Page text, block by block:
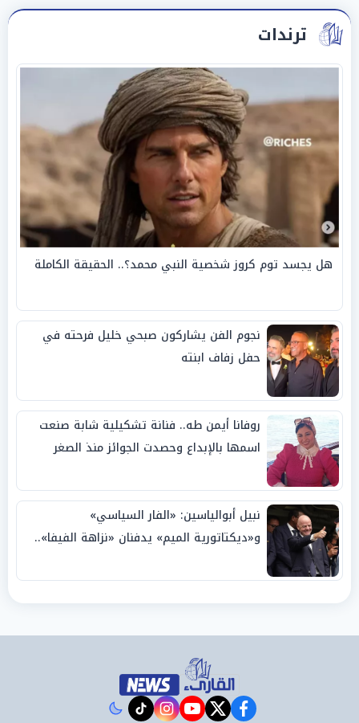
ترندات
هل يجسد توم كروز شخصية النبي محمد؟.. الحقيقة الكاملة
نجوم الفن يشاركون صبحي خليل فرحته في
حفل زفاف ابنته
روفانا أيمن طه.. فنانة تشكيلية شابة صنعت
اسمها بالإبداع وحصدت الجوائز منذ الصغر
نبيل أبوالياسين: «الفار السياسي»
و«ديكتاتورية الميم» يدفنان «نزاهة الفيفا»..
facebook
twitter
youtube
instagram
tiktok